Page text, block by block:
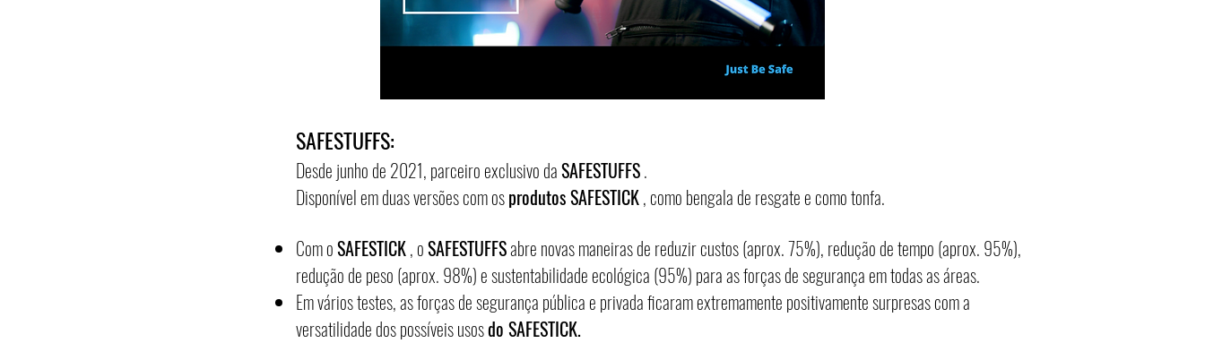
SAFESTUFFS:
Desde junho de 2021, parceiro exclusivo daSAFESTUFFS.
Disponível em duas versões com osprodutos SAFESTICK, como bengala de resgate e como tonfa.
Com oSAFESTICK, oSAFESTUFFSabre novas maneiras de reduzir custos (aprox. 75%), redução de tempo (aprox. 95%),
redução de peso (aprox. 98%) e sustentabilidade ecológica (95%) para as forças de segurança em todas as áreas.
Em vários testes, as forças de segurança pública e privada ficaram extremamente positivamente surpresas com a
versatilidade dos possíveis usosdo SAFESTICK.